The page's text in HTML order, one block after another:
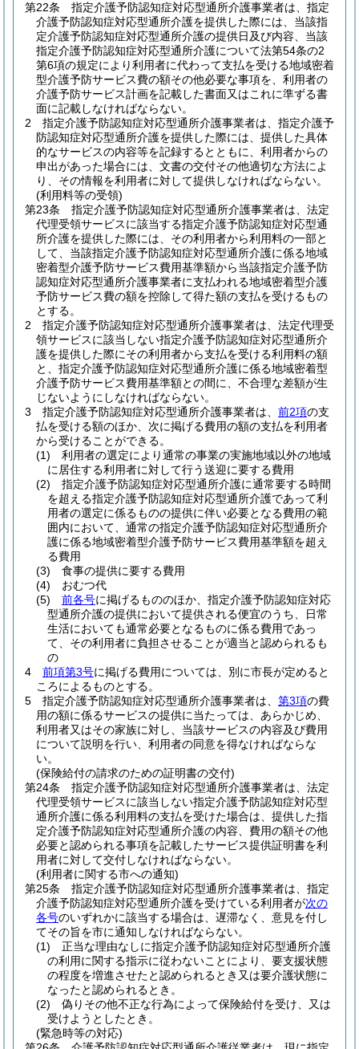
第22条
指定介護予防認知症対応型通所介護事業者は、指定
介護予防認知症対応型通所介護を提供した際には、当該指
定介護予防認知症対応型通所介護の提供日及び内容、当該
指定介護予防認知症対応型通所介護について法第54条の2
第6項の規定により利用者に代わって支払を受ける地域密着
型介護予防サービス費の額その他必要な事項を、利用者の
介護予防サービス計画を記載した書面又はこれに準ずる書
面に記載しなければならない。
2
指定介護予防認知症対応型通所介護事業者は、指定介護予
防認知症対応型通所介護を提供した際には、提供した具体
的なサービスの内容等を記録するとともに、利用者からの
申出があった場合には、文書の交付その他適切な方法によ
り、その情報を利用者に対して提供しなければならない。
(利用料等の受領)
第23条
指定介護予防認知症対応型通所介護事業者は、法定
代理受領サービスに該当する指定介護予防認知症対応型通
所介護を提供した際には、その利用者から利用料の一部と
して、当該指定介護予防認知症対応型通所介護に係る地域
密着型介護予防サービス費用基準額から当該指定介護予防
認知症対応型通所介護事業者に支払われる地域密着型介護
予防サービス費の額を控除して得た額の支払を受けるもの
とする。
2
指定介護予防認知症対応型通所介護事業者は、法定代理受
領サービスに該当しない指定介護予防認知症対応型通所介
護を提供した際にその利用者から支払を受ける利用料の額
と、指定介護予防認知症対応型通所介護に係る地域密着型
介護予防サービス費用基準額との間に、不合理な差額が生
じないようにしなければならない。
3
指定介護予防認知症対応型通所介護事業者は、 前2項の支
払を受ける額のほか、次に掲げる費用の額の支払を利用者
から受けることができる。
(1)
利用者の選定により通常の事業の実施地域以外の地域
に居住する利用者に対して行う送迎に要する費用
(2)
指定介護予防認知症対応型通所介護に通常要する時間
を超える指定介護予防認知症対応型通所介護であって利
用者の選定に係るものの提供に伴い必要となる費用の範
囲内において、通常の指定介護予防認知症対応型通所介
護に係る地域密着型介護予防サービス費用基準額を超え
る費用
(3)
食事の提供に要する費用
(4)
おむつ代
(5)
前各号に掲げるもののほか、指定介護予防認知症対応
型通所介護の提供において提供される便宜のうち、日常
生活においても通常必要となるものに係る費用であっ
て、その利用者に負担させることが適当と認められるも
の
4
前項第3号に掲げる費用については、別に市長が定めると
ころによるものとする。
5
指定介護予防認知症対応型通所介護事業者は、 第3項の費
用の額に係るサービスの提供に当たっては、あらかじめ、
利用者又はその家族に対し、当該サービスの内容及び費用
について説明を行い、利用者の同意を得なければならな
い。
(保険給付の請求のための証明書の交付)
第24条
指定介護予防認知症対応型通所介護事業者は、法定
代理受領サービスに該当しない指定介護予防認知症対応型
通所介護に係る利用料の支払を受けた場合は、提供した指
定介護予防認知症対応型通所介護の内容、費用の額その他
必要と認められる事項を記載したサービス提供証明書を利
用者に対して交付しなければならない。
(利用者に関する市への通知)
第25条
指定介護予防認知症対応型通所介護事業者は、指定
介護予防認知症対応型通所介護を受けている利用者が次の
各号のいずれかに該当する場合は、遅滞なく、意見を付し
てその旨を市に通知しなければならない。
(1)
正当な理由なしに指定介護予防認知症対応型通所介護
の利用に関する指示に従わないことにより、要支援状態
の程度を増進させたと認められるとき又は要介護状態に
なったと認められるとき。
(2)
偽りその他不正な行為によって保険給付を受け、又は
受けようとしたとき。
(緊急時等の対応)